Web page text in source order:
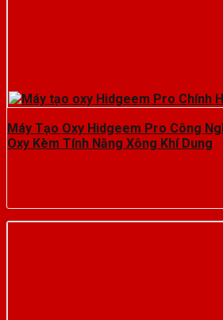
Máy Tạo Oxy Hidgeem Pro Công
Oxy Kèm Tính Năng Xông Khí Dung